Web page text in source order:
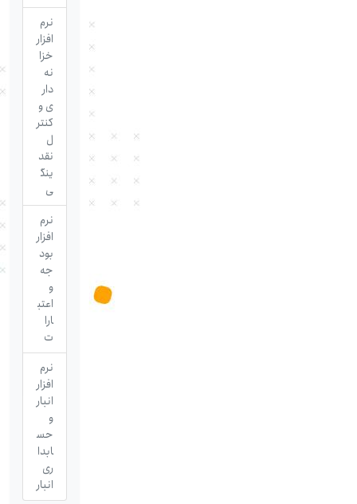
نرم
افزار
خزا
نه
دار
ی و
کنتر
نقد
ینگ
ی
نرم
افزار
بود
جه
اعتب
ارا
ت
نرم
افزار
انبار
حس
ابدا
ری
انبار